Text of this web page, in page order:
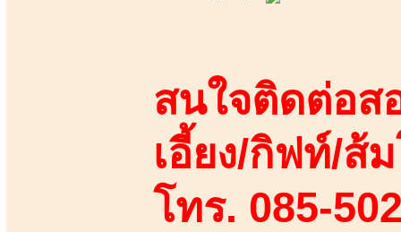
สนใจติดต่อส
เอี้ยง/กิฟท์/ส้
โทร. 085-